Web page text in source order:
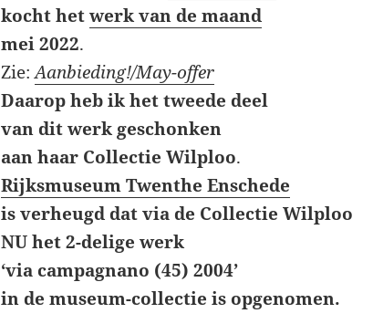
kocht hetwerk van de maand
mei 2022.
Zie: Aanbieding!/May-offer
Daarop heb ik het tweede deel
van dit werk geschonken
aan haar Collectie Wilploo.
Rijksmuseum Twenthe Enschede
is verheugd dat via de Collectie Wilploo
NU het 2-delige werk
‘via campagnano (45) 2004’
in de museum-collectie is opgenomen.